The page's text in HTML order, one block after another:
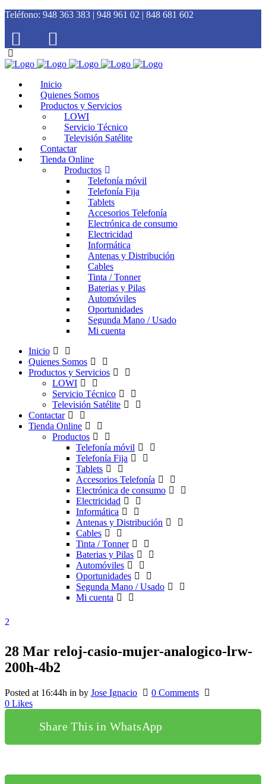
Teléfono: 948 363 383 | 948 961 02 | 848 681 602
Inicio
Quienes Somos
Productos y Servicios
LOWI
Servicio Técnico
Televisión Satélite
Contactar
Tienda Online
Productos
Telefonía móvil
Telefonía Fija
Tablets
Accesorios Telefonía
Electrónica de consumo
Electricidad
Informática
Antenas y Distribución
Cables
Tinta / Tonner
Baterias y Pilas
Automóviles
Oportunidades
Segunda Mano / Usado
Mi cuenta
Inicio
Quienes Somos
Productos y Servicios
LOWI
Servicio Técnico
Televisión Satélite
Contactar
Tienda Online
Productos
Telefonía móvil
Telefonía Fija
Tablets
Accesorios Telefonía
Electrónica de consumo
Electricidad
Informática
Antenas y Distribución
Cables
Tinta / Tonner
Baterias y Pilas
Automóviles
Oportunidades
Segunda Mano / Usado
Mi cuenta
28 Mar reloj-casio-mujer-analogico-lrw-
200h-4b2
Posted at 16:44h in by Jose Ignacio
0 Comments
0 Likes
Share This in WhatsApp